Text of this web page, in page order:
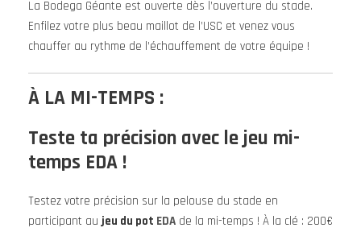
La Bodega Géante est ouverte dès l’ouverture du stade.
Enfilez votre plus beau maillot de l’USC et venez vous
chauffer au rythme de l’échauffement de votre équipe !
À LA MI-TEMPS :
Teste ta précision avec le jeu mi-
temps EDA !
Testez votre précision sur la pelouse du stade en
participant au jeu du pot EDA de la mi-temps ! À la clé : 200€